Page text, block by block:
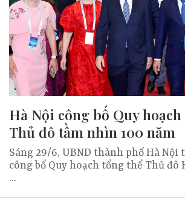
Hà Nội công bố Quy
Thủ đô tầm nhìn 100 năm
Sáng 29/6, UBND thành phố Hà Nội
công bố Quy hoạch tổng thể Thủ đô
...